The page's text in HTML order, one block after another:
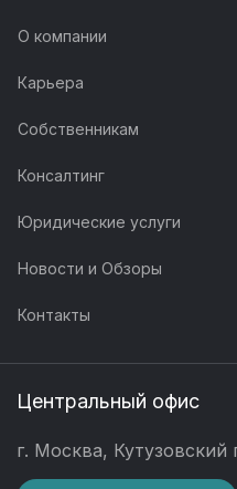
О компании
Карьера
Собственникам
Консалтинг
Юридические услуги
Новости и Обзоры
Контакты
Центральный офис
г. Москва, Кутузовский